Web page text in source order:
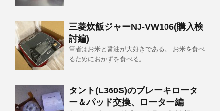
三菱炊飯ジャーNJ-VW106(購入検
討編)
筆者はお米と醤油が大好きである。 お米を食べ
るためにおかずを食べる。
タント(L360S)のブレーキロータ
ー＆パッド交換、ローター編